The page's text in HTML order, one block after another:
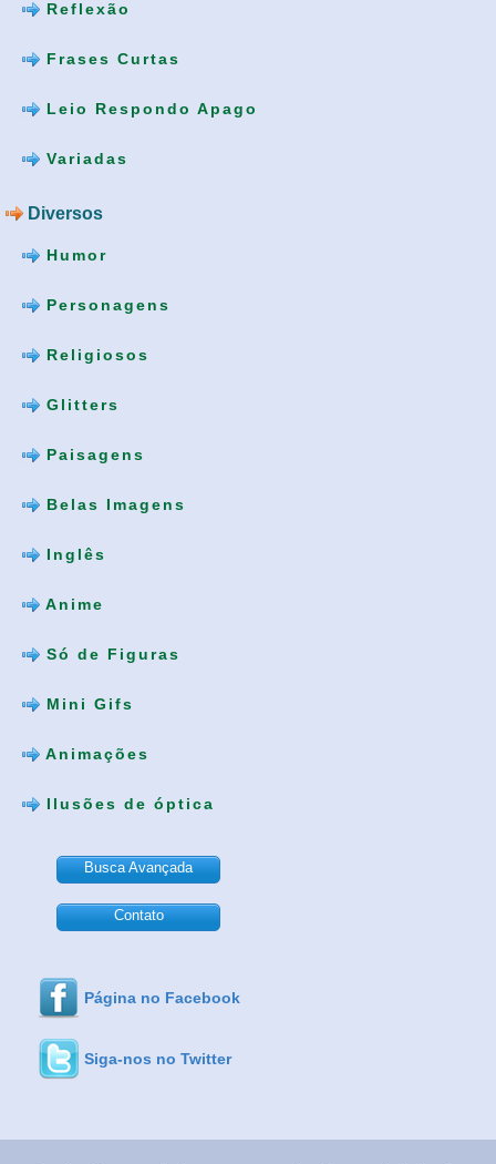
Reflexão
Frases Curtas
Leio Respondo Apago
Variadas
Diversos
Humor
Personagens
Religiosos
Glitters
Paisagens
Belas Imagens
Inglês
Anime
Só de Figuras
Mini Gifs
Animações
Ilusões de óptica
Busca Avançada
Contato
Página no Facebook
Siga-nos no Twitter